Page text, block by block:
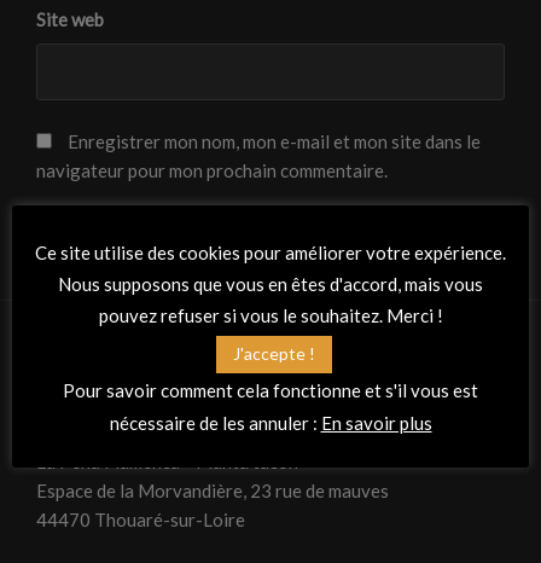
Site web
Enregistrer mon nom, mon e-mail et mon site dans le
navigateur pour mon prochain commentaire.
RETROUVEZ-NOUS
Espace de la Morvandière, 23 rue de mauves
44470 Thouaré-sur-Loire
Ce site utilise des cookies pour améliorer votre expérience.
Nous supposons que vous en êtes d'accord, mais vous
pouvez refuser si vous le souhaitez. Merci !
J'accepte !
Pour savoir comment cela fonctionne et s'il vous est
nécessaire de les annuler : En savoir plus